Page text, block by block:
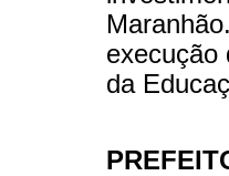
execução
da